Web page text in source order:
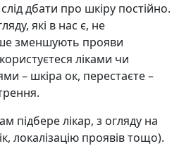
дбати про шкіру постійно.
які в нас є, не
зменшують прояви
ліками чи
– шкіра ок, перестаєте –
підбере лікар, з огляду на
локалізацію проявів тощо).